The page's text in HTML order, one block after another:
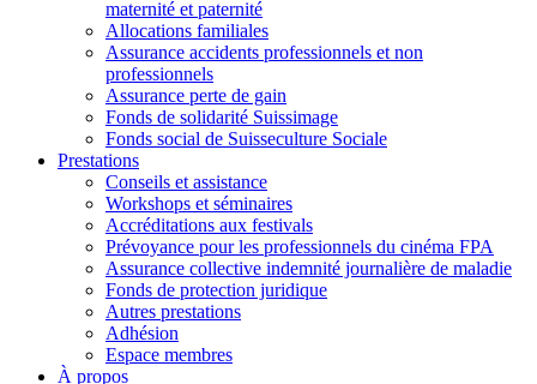
maternité et paternité
Allocations familiales
Assurance accidents professionnels et non
professionnels
Assurance perte de gain
Fonds de solidarité Suissimage
Fonds social de Suisseculture Sociale
Prestations
Conseils et assistance
Workshops et séminaires
Accréditations aux festivals
Prévoyance pour les professionnels du cinéma FPA
Assurance collective indemnité journalière de maladie
Fonds de protection juridique
Autres prestations
Adhésion
Espace membres
À propos